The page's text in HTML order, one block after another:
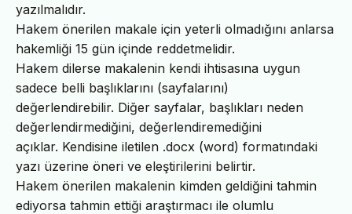
yazılmalıdır.
Hakem önerilen makale için yeterli olmadığını anlarsa
hakemliği 15 gün içinde reddetmelidir.
Hakem dilerse makalenin kendi ihtisasına uygun
sadece belli başlıklarını (sayfalarını)
değerlendirebilir. Diğer sayfalar, başlıkları neden
değerlendirmediğini, değerlendiremediğini
açıklar. Kendisine iletilen .docx (word) formatındaki
yazı üzerine öneri ve eleştirilerini belirtir.
Hakem önerilen makalenin kimden geldiğini tahmin
ediyorsa tahmin ettiği araştırmacı ile olumlu